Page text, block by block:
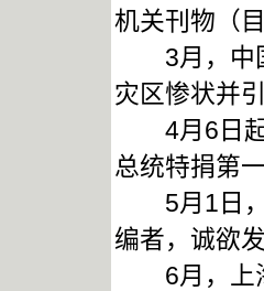
机关刊物（
3月，中国
灾区惨状并
4月6日起
总统特捐第
5月1日，
编者，诚欲
6月，上海